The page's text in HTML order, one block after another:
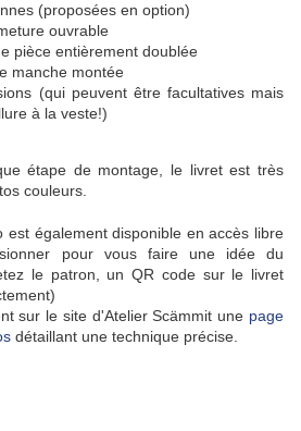
(proposées en option)
ouvrable
pièce entièrement doublée
manche montée
(qui peuvent être facultatives mais
à la veste!)
étape de montage, le livret est très
couleurs.
est également disponible en accès libre
pour vous faire une idée du
le patron, un QR code sur le livret
sur le site d'Atelier Scämmit une page
détaillant une technique précise.